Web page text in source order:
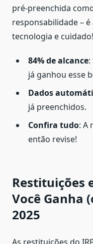
pré-preenchida
responsabilidade –
tecnologia e cuidado!
84% de alcance
já ganhou esse
Dados
já preenchidos.
Confira tudo: A
então revise!
Restituições
Você Ganha
2025
As restituições do